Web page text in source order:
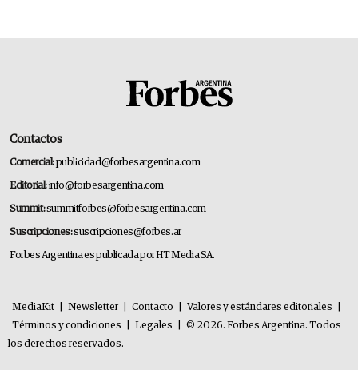
Contactos
Comercial:publicidad@forbesargentina.com
Editorial:info@forbesargentina.com
Summit:summitforbes@forbesargentina.com
Suscripciones:suscripciones@forbes.ar
Forbes Argentina es publicada por HT Media SA.
MediaKit Newsletter Contacto Valores y estándares editoriales
Términos y condiciones
Legales
© 2026. Forbes Argentina. Todos
los derechos reservados.